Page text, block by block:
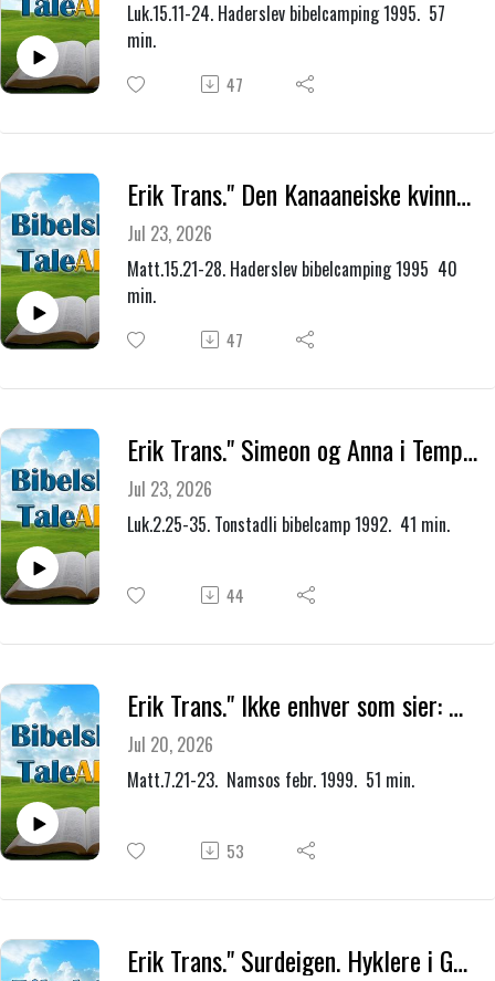
Luk.15.11-24. Haderslev bibelcamping 1995. 57
min.
47
Erik Trans." Den Kanaaneiske kvinnen og hennes tro."
Jul 23, 2026
Matt.15.21-28. Haderslev bibelcamping 1995 40
min.
47
Erik Trans." Simeon og Anna i Templet."
Jul 23, 2026
Luk.2.25-35. Tonstadli bibelcamp 1992. 41 min.
44
Erik Trans." Ikke enhver som sier: Herre, Herre, skal komme inn i himlenes rike."
Jul 20, 2026
Matt.7.21-23. Namsos febr. 1999. 51 min.
53
Erik Trans." Surdeigen. Hyklere i Guds forsamling."